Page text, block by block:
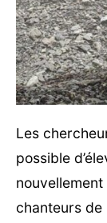
Les
possible
chanteurs de